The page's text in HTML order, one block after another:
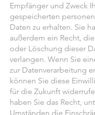
Empfänger und Zweck
gespeicherten
Daten zu erhalten. Sie
außerdem ein Recht,
oder Löschung dieser
verlangen. Wenn Sie
zur Datenverarbeitung
können Sie diese
für die Zukunft
haben Sie das Recht,
Umständen die